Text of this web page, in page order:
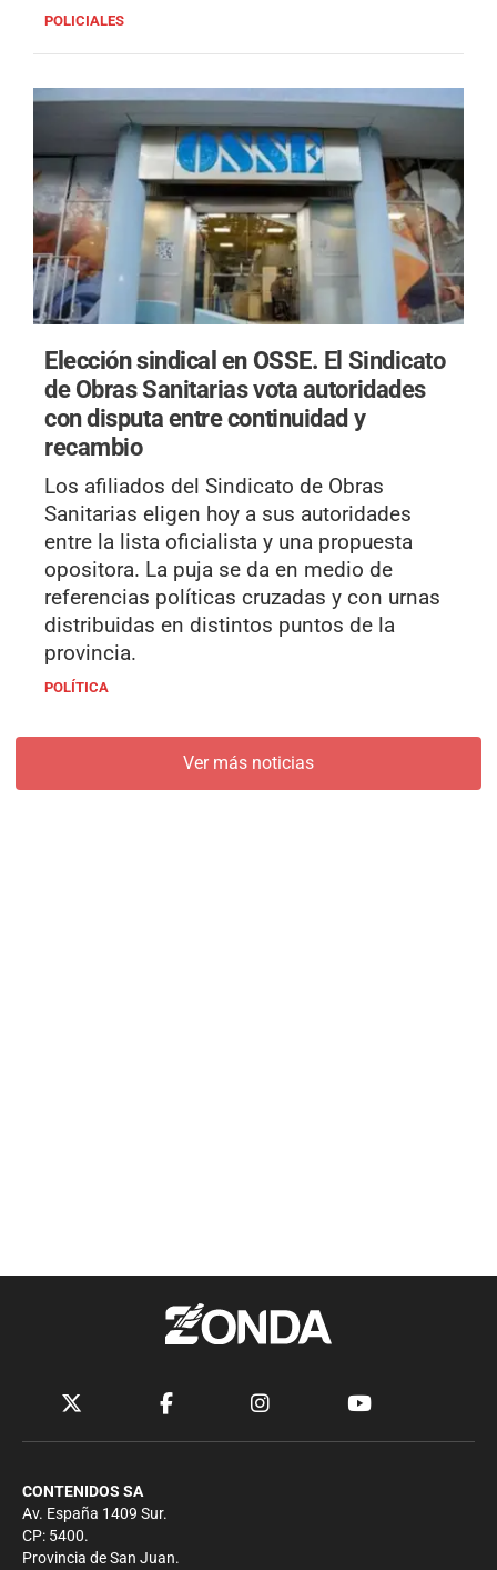
POLICIALES
Elección sindical en OSSE. El Sindicato
de Obras Sanitarias vota autoridades
con disputa entre continuidad y
recambio
Los afiliados del Sindicato de Obras
Sanitarias eligen hoy a sus autoridades
entre la lista oficialista y una propuesta
opositora. La puja se da en medio de
referencias políticas cruzadas y con urnas
distribuidas en distintos puntos de la
provincia.
POLÍTICA
Ver más noticias
CONTENIDOS SA
Av. España 1409 Sur.
CP: 5400.
Provincia de San Juan.